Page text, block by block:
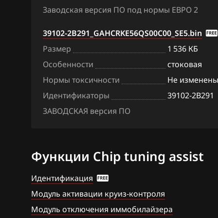
Hongqi
Howo
Hummer
Hyundai
Isuzu
Iveco
JAC
Заводская версия ПО под нормы ЕВРО 2
39102-2B291_GAHCRKE56QS00C00_SE5.bin
Размер
1 536 КБ
Особенности
стоковая
Нормы токсичности
Не изменены
Идентификаторы
39102-2B291
ЗАВОДСКАЯ версия ПО
Функции Chip tuning assist
Идентификация
Модуль активации круиз-контроля
Модуль отключения иммобилайзера